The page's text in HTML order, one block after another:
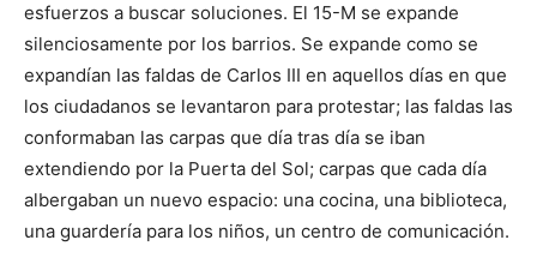
esfuerzos a buscar soluciones. El 15-M se expande
silenciosamente por los barrios. Se expande como se
expandían las faldas de Carlos III en aquellos días en que
los ciudadanos se levantaron para protestar; las faldas las
conformaban las carpas que día tras día se iban
extendiendo por la Puerta del Sol; carpas que cada día
albergaban un nuevo espacio: una cocina, una biblioteca,
una guardería para los niños, un centro de comunicación.